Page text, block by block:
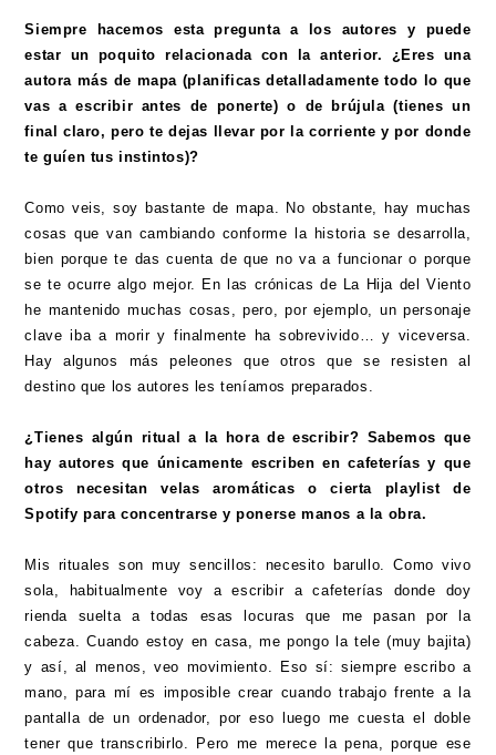
Siempre hacemos esta pregunta a los autores y puede
estar un poquito relacionada con la anterior. ¿Eres una
autora más de mapa (planificas detalladamente todo lo que
vas a escribir antes de ponerte) o de brújula (tienes un
final claro, pero te dejas llevar por la corriente y por donde
te guíen tus instintos)?
Como veis, soy bastante de mapa. No obstante, hay muchas
cosas que van cambiando conforme la historia se desarrolla,
bien porque te das cuenta de que no va a funcionar o porque
se te ocurre algo mejor. En las crónicas de La Hija del Viento
he mantenido muchas cosas, pero, por ejemplo, un personaje
clave iba a morir y finalmente ha sobrevivido… y viceversa.
Hay algunos más peleones que otros que se resisten al
destino que los autores les teníamos preparados.
¿Tienes algún ritual a la hora de escribir? Sabemos que
hay autores que únicamente escriben en cafeterías y que
otros necesitan velas aromáticas o cierta playlist de
Spotify para concentrarse y ponerse manos a la obra.
Mis rituales son muy sencillos: necesito barullo. Como vivo
sola, habitualmente voy a escribir a cafeterías donde doy
rienda suelta a todas esas locuras que me pasan por la
cabeza. Cuando estoy en casa, me pongo la tele (muy bajita)
y así, al menos, veo movimiento. Eso sí: siempre escribo a
mano, para mí es imposible crear cuando trabajo frente a la
pantalla de un ordenador, por eso luego me cuesta el doble
tener que transcribirlo. Pero me merece la pena, porque ese